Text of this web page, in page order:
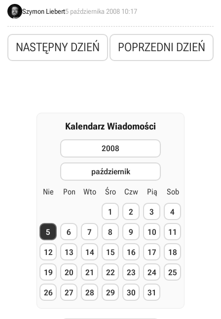
Twórcy wypuścili także kilkadziesiąt nowych zdjęć
przedstawiających poszczególne miejsca. Wiemy, że gra jest już
braku dużych terenów, o czym pisaliśmy w zapowiedzi – tytuł ten
zachowa swój klimat i jakość?
Szymon Liebert5 października 2008 10:17
NASTĘPNY DZIEŃ POPRZEDNI DZIEŃ
Kalendarz Wiadomości
2008
październik
Nie Pon Wto Śro Czw Pią Sob
1 2 3 4
5 6 7 8 9 10 11
12 13 14 15 16 17 18
19 20 21 22 23 24 25
26 27 28 29 30 31